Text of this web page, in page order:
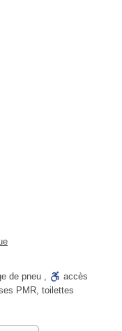
de pneu ,
accès
PMR, toilettes